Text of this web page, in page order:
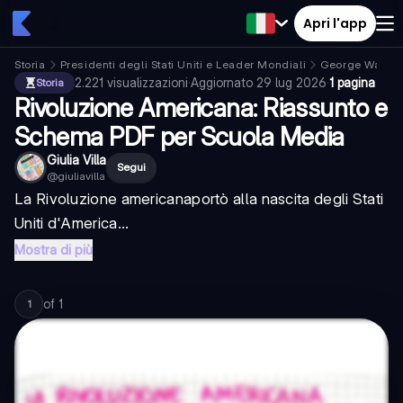
Apri l'app
Storia Presidenti degli Stati Uniti e Leader Mondiali
George
Storia
2.221 visualizzazioni·Aggiornato 29 lug 2026·1 pagina
Rivoluzione Americana: Riassunto e
Schema PDF per Scuola Media
Giulia Villa
@giuliavilla
Segui
La Rivoluzione americanaportò alla nascita degli Stati
Uniti d'America...
Mostra di più
1 of 1